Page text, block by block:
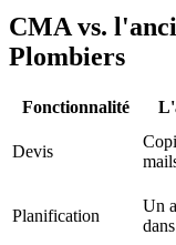
CMA vs.
Plombiers
Fonctionnalité
Devis
Planification
Un